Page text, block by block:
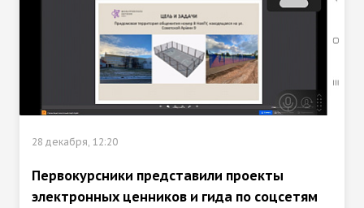
28 декабря, 12:20
Первокурсники представили проекты
электронных ценников и гида по соцсетям